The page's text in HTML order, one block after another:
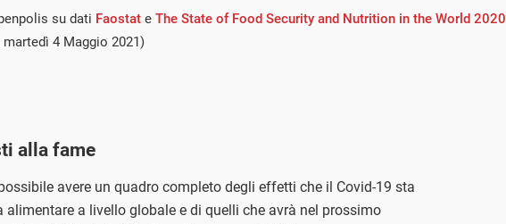
su dati Faostat e The State of Food Security and Nutrition in the World 2020
4 Maggio 2021)
alla fame
avere un quadro completo degli effetti che il Covid-19 sta
alimentare a livello globale e di quelli che avrà nel prossimo